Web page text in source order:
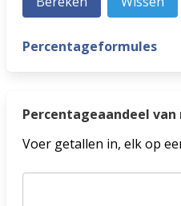
Percentageformules
Percentageaandeel
Voer getallen in, elk op